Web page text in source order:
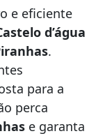
e eficiente
d’água
.
para a
perca
e garanta